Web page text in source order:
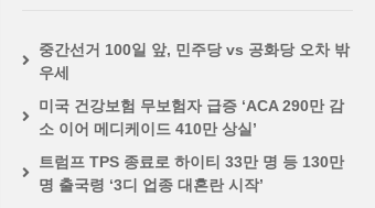
중간선거 100일 앞, 민주당 vs 공화당 오차 밖
우세
미국 건강보험 무보험자 급증 ‘ACA 290만 감
소 이어 메디케이드 410만 상실’
트럼프 TPS 종료로 하이티 33만 명 등 130만
명 출국령 ‘3디 업종 대혼란 시작’